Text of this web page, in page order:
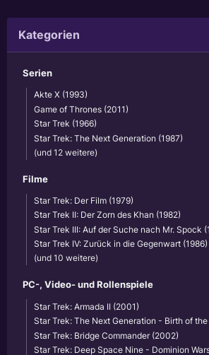
Kategorien
Serien
Akte X (1993)
Game of Thrones (2011)
Star Trek (1966)
Star Trek: The Next Generation (1987)
(und 12 weitere)
Filme
Star Trek: Der Film (1979)
Star Trek II: Der Zorn des Khan (1982)
Star Trek III: Auf der Suche nach Mr. Spock
Star Trek IV: Zurück in die Gegenwart (1986)
(und 10 weitere)
PC-, Video- und Rollenspiele
Star Trek: Armada II (2001)
Star Trek: The Next Generation - Birth of
Star Trek: Bridge Commander (2002)
Star Trek: Deep Space Nine - Dominion